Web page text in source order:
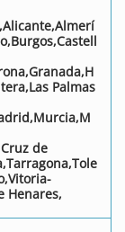
Palmas
de
Henares,